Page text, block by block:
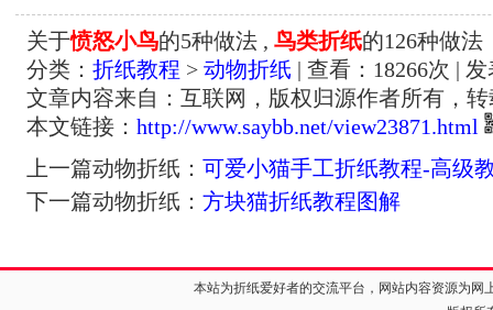
关于愤怒小鸟的5种做法 , 鸟类折纸的126种做法
分类： 折纸教程 > 动物折纸 | 查看： 18266次 | 发
文章内容来自：互联网，版权归源作者所有，
本文链接： http://www.saybb.net/view23871.html
上一篇动物折纸： 可爱小猫手工折纸教程-高级
下一篇动物折纸： 方块猫折纸教程图解
本站为折纸爱好者的交流平台，网站内容资源为